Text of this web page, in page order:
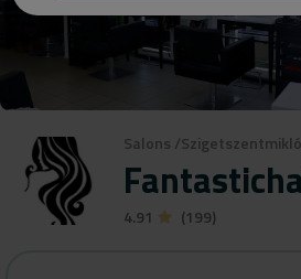
Salons /
4.91 (199)